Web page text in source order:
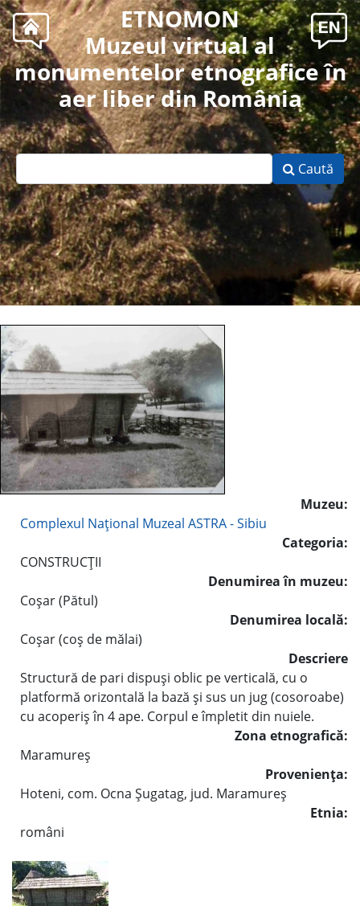
ETNOMON
Muzeul virtual al
monumentelor etnografice în
aer liber din România
Caută
Muzeu:
Complexul Naţional Muzeal ASTRA - Sibiu
Categoria:
CONSTRUCŢII
Denumirea în muzeu:
Coşar (Pătul)
Denumirea locală:
Coşar (coş de mălai)
Descriere
Structură de pari dispuşi oblic pe verticală, cu o
platformă orizontală la bază şi sus un jug (cosoroabe)
cu acoperiş în 4 ape. Corpul e împletit din nuiele.
Zona etnografică:
Maramureş
Provenienţa:
Hoteni, com. Ocna Şugatag, jud. Maramureş
Etnia:
români